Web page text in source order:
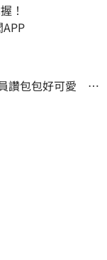
！
聞APP
讚包包好可愛 笑